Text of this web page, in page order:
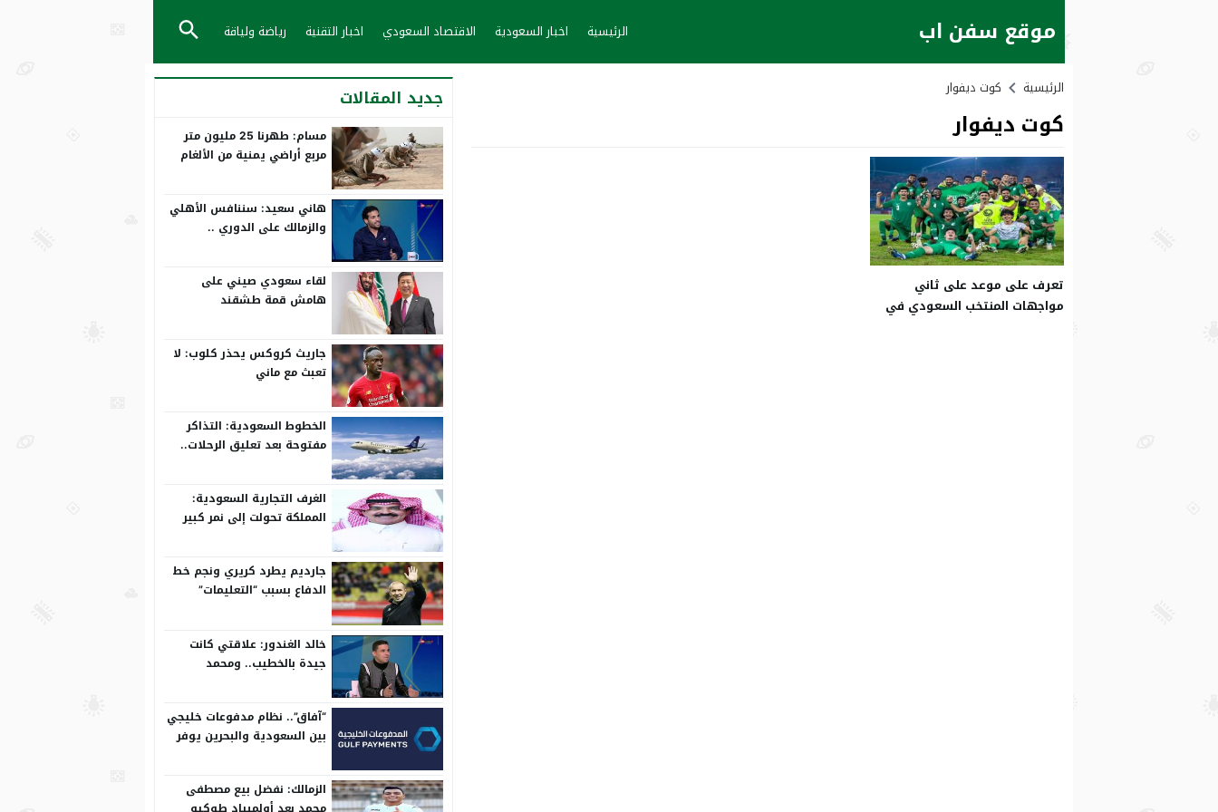
موقع سفن اب الرئيسية اخبار السعودية الاقتصاد السعودي اخبار التقنية رياضة ولياقة
الرئيسية كوت ديفوار
كوت ديفوار
تعرف على موعد على ثاني
مواجهات المنتخب السعودي في
جديد المقالات
مسام: طهرنا 25 مليون متر
مربع أراضي يمنية من الألغام
هاني سعيد: سننافس الأهلي
والزمالك على الدوري ..
لقاء سعودي صيني على
هامش قمة طشقند
جاريث كروكس يحذر كلوب: لا
تعبث مع ماني
الخطوط السعودية: التذاكر
مفتوحة بعد تعليق الرحلات..
الغرف التجارية السعودية:
المملكة تحولت إلى نمر كبير
جارديم يطرد كريري ونجم خط
الدفاع بسبب “التعليمات”
خالد الغندور: علاقتي كانت
جيدة بالخطيب.. ومحمد
“آفاق”.. نظام مدفوعات خليجي
بين السعودية والبحرين يوفر
الزمالك: نفضل بيع مصطفى